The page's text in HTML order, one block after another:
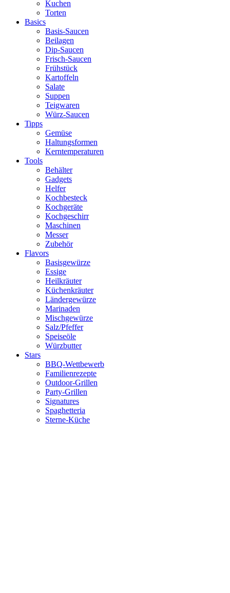
Kuchen
Torten
Basics
Basis-Saucen
Beilagen
Dip-Saucen
Frisch-Saucen
Frühstück
Kartoffeln
Salate
Suppen
Teigwaren
Würz-Saucen
Tipps
Gemüse
Haltungsformen
Kerntemperaturen
Tools
Behälter
Gadgets
Helfer
Kochbesteck
Kochgeräte
Kochgeschirr
Maschinen
Messer
Zubehör
Flavors
Basisgewürze
Essige
Heilkräuter
Küchenkräuter
Ländergewürze
Marinaden
Mischgewürze
Salz/Pfeffer
Speiseöle
Würzbutter
Stars
BBQ-Wettbewerb
Familienrezepte
Outdoor-Grillen
Party-Grillen
Signatures
Spaghetteria
Sterne-Küche